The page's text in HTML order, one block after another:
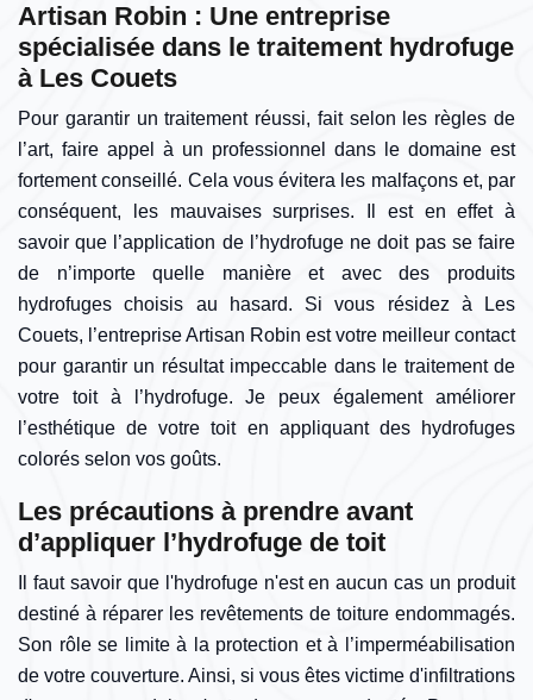
Artisan Robin : Une entreprise
spécialisée dans le traitement hydrofuge
à Les Couets
Pour garantir un traitement réussi, fait selon les règles de
l’art, faire appel à un professionnel dans le domaine est
fortement conseillé. Cela vous évitera les malfaçons et, par
conséquent, les mauvaises surprises. Il est en effet à
savoir que l’application de l’hydrofuge ne doit pas se faire
de n’importe quelle manière et avec des produits
hydrofuges choisis au hasard. Si vous résidez à Les
Couets, l’entreprise Artisan Robin est votre meilleur contact
pour garantir un résultat impeccable dans le traitement de
votre toit à l’hydrofuge. Je peux également améliorer
l’esthétique de votre toit en appliquant des hydrofuges
colorés selon vos goûts.
Les précautions à prendre avant
d’appliquer l’hydrofuge de toit
Il faut savoir que l'hydrofuge n'est en aucun cas un produit
destiné à réparer les revêtements de toiture endommagés.
Son rôle se limite à la protection et à l’imperméabilisation
de votre couverture. Ainsi, si vous êtes victime d'infiltrations